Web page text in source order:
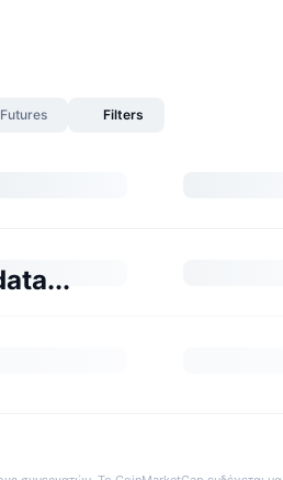
Futures Filters